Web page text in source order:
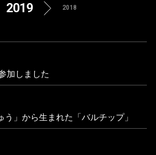
2019 2018
加しました
う」から生まれた「バルチップ」